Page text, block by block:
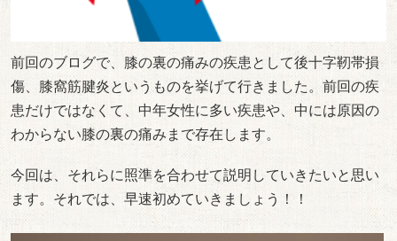
前回のブログで、膝の裏の痛みの疾患として後十字靭帯損
傷、膝窩筋腱炎というものを挙げて行きました。前回の疾
患だけではなくて、中年女性に多い疾患や、中には原因の
わからない膝の裏の痛みまで存在します。
今回は、それらに照準を合わせて説明していきたいと思い
ます。それでは、早速初めていきましょう！！